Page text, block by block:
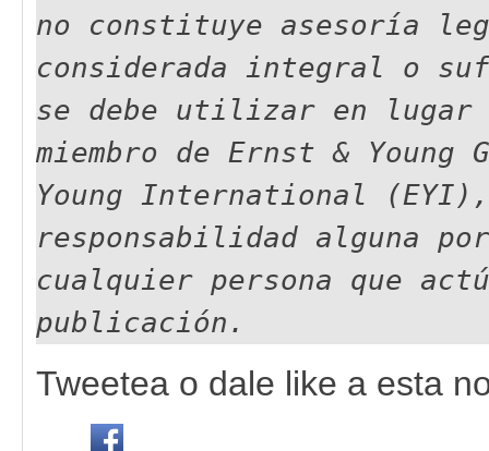
no constituye asesoría
considerada integral o
se debe utilizar en lugar
miembro de Ernst &
Young International
responsabilidad alguna
cualquier persona que
publicación.
Tweetea o dale like a esta